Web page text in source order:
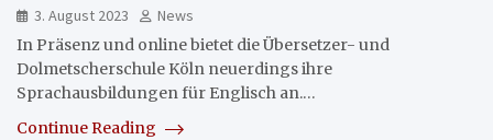
3. August 2023
News
In Präsenz und online bietet die Übersetzer- und
Dolmetscherschule Köln neuerdings ihre
Sprachausbildungen für Englisch an.…
Continue Reading